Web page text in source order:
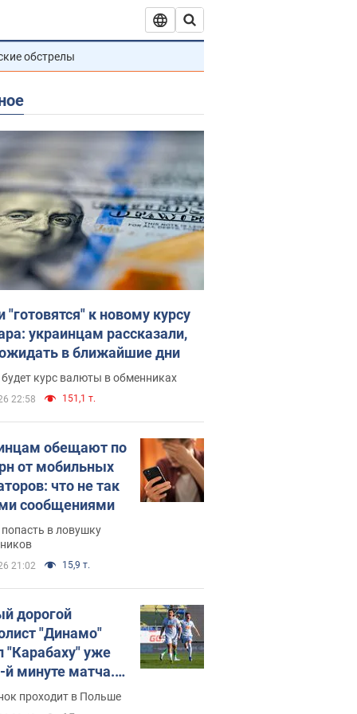
обстрелы
"готовятся" к новому курсу
украинцам рассказали,
в ближайшие дни
курс валюты в обменниках
22:58 151,1 т.
обещают по
от мобильных
что не так
сообщениями
попасть в ловушку
21:02 15,9 т.
дорогой
"Динамо"
"Карабаху" уже
й минуте матча.
проходит в Польше